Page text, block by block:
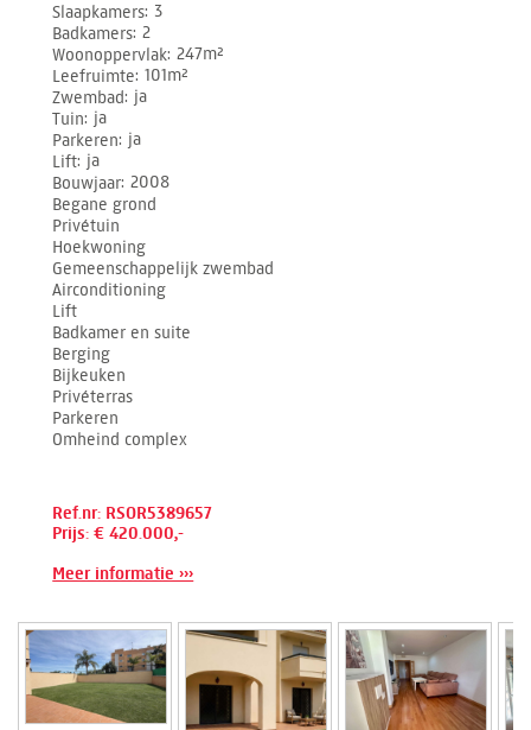
Slaapkamers 3
Badkamers 2
Woonoppervlak 247m²
Leefruimte 101m²
Zwembad ja
Tuin ja
Parkeren ja
Lift ja
Bouwjaar 2008
Begane grond
Privétuin
Hoekwoning
Gemeenschappelijk zwembad
Airconditioning
Lift
Badkamer en suite
Berging
Bijkeuken
Privéterras
Parkeren
Omheind complex
Ref.nr: RSOR5389657
Prijs: € 420.000,-
Meer informatie ›››